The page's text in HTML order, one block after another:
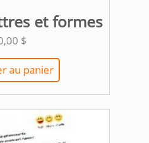
et formes
$
au panier